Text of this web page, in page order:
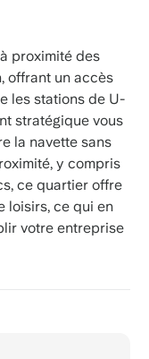
proximité des
offrant un accès
les stations de U-
stratégique vous
la navette sans
y compris
ce quartier offre
loisirs, ce qui en
votre entreprise